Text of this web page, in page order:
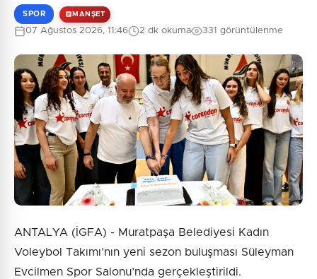
SPOR MANŞET
07 Ağustos 2026, 11:46 2 dk okuma 331 görüntülenme
ANTALYA (İGFA) - Muratpaşa Belediyesi Kadın
Voleybol Takımı’nın yeni sezon buluşması Süleyman
Evcilmen Spor Salonu’nda gerçekleştirildi.